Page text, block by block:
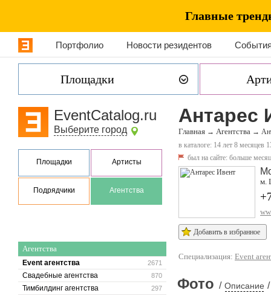
Главные
Портфолио Новости резидентов
Площадки
EventCatalog.ru
Выберите город
Площадки Артисты
Подрядчики Агентства
Агентства
2671
Event агентства
870
Свадебные агентства
297
Тимбилдинг агентства
Антарес
Главная → Агентства →
в каталоге: 14 лет 8 месяцев
был на сайте: больше
м.
Добавить в избранное
Специализация: Event
Фото / Описание /